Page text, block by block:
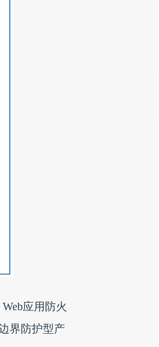
应用防火
界防护型产